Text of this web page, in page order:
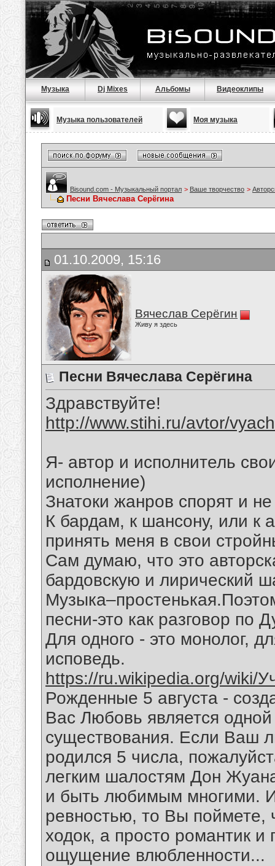
Музыка Dj Mixes Альбомы Видеоклипы
Музыка пользователей Моя музыка
Bisound.com - Музыкальный портал > Ваше творчество >
Песни Вячеслава Серёгина
01.10.2009, 15:16
Вячеслав Серёгин
Живу я здесь
Песни Вячеслава Серёгина
Здравствуйте!
http://www.stihi.ru/avtor/
Я- автор и исполнитель
исполнение)
Знатоки жанров спорят и
К бардам, к шансону, или к
принять меня в свои
Сам думаю, что это
бардовскую и лирический
песни-это как разговор по
Для одного - это монолог,
исповедь.
https://ru.wikipedia.org/wiki/
Рожденные 5 августа -
Вас Любовь является
существования. Если
родился 5 числа,
легким шалостям Дон
и быть любимым многими.
ревностью, то Вы
ходок, а просто романтик и
ощущение влюбленности...